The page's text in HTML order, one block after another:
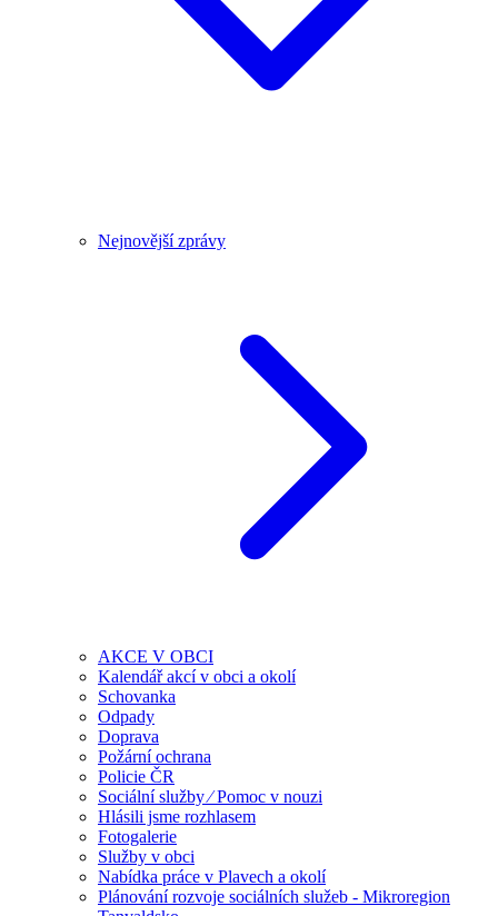
Nejnovější zprávy
AKCE V OBCI
Kalendář akcí v obci a okolí
Schovanka
Odpady
Doprava
Požární ochrana
Policie ČR
Sociální služby ⁄ Pomoc v nouzi
Hlásili jsme rozhlasem
Fotogalerie
Služby v obci
Nabídka práce v Plavech a okolí
Plánování rozvoje sociálních služeb - Mikroregion